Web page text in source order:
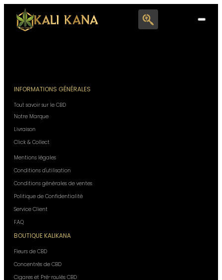
INFORMATIONS GÉNÉRALES
Tout savoir sur le CBD
Notre Marque
Livraison
Click & Collect
Mentions légales
Conditions d'utilisation
Conditions générales de ventes
Politique de Confidentialité
Service Client
F.A.Q
BOUTIQUE KALIKANA
Fleurs de CBD
Concentrés de CBD
Cigares et Pré-roulés CBD